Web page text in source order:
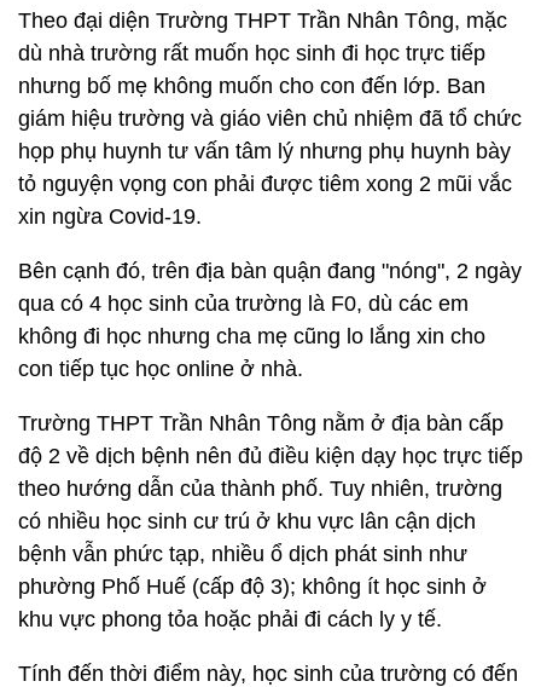
Theo đại diện Trường THPT Trần Nhân Tông, mặc
dù nhà trường rất muốn học sinh đi học trực tiếp
nhưng bố mẹ không muốn cho con đến lớp. Ban
giám hiệu trường và giáo viên chủ nhiệm đã tổ chức
họp phụ huynh tư vấn tâm lý nhưng phụ huynh bày
tỏ nguyện vọng con phải được tiêm xong 2 mũi vắc
xin ngừa Covid-19.
Bên cạnh đó, trên địa bàn quận đang "nóng", 2 ngày
qua có 4 học sinh của trường là F0, dù các em
không đi học nhưng cha mẹ cũng lo lắng xin cho
con tiếp tục học online ở nhà.
Trường THPT Trần Nhân Tông nằm ở địa bàn cấp
độ 2 về dịch bệnh nên đủ điều kiện dạy học trực tiếp
theo hướng dẫn của thành phố. Tuy nhiên, trường
có nhiều học sinh cư trú ở khu vực lân cận dịch
bệnh vẫn phức tạp, nhiều ổ dịch phát sinh như
phường Phố Huế (cấp độ 3); không ít học sinh ở
khu vực phong tỏa hoặc phải đi cách ly y tế.
Tính đến thời điểm này, học sinh của trường có đến